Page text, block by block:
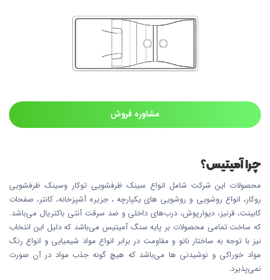
مشاوره فروش
چرا آمیتیس؟
محصولات این شرکت شامل انواع سینک ظرفشویی توکار وسینک ظرفشویی
روکار، انواع روشویی و روشویی های یکپارچه ، جزیره آشپزخانه، کانتر، صفحات
کابینت، قرنیز، دیوارپوش، درب‌های داخلی و ضد سرقت آنتی باکتریال می‌باشد.
که ساخت تمامی محصولات بر پایه سنگ آمیتیس می‌باشد که دلیل این انتخاب
نیز با توجه به ساختار نانو و مقاومت در برابر انواع مواد شیمیایی و انواع رنگ
مواد خوراکی و نوشیدنی ها می‌باشد که هیچ گونه جذب مواد در آن صورت
نمی‌پذیرد.